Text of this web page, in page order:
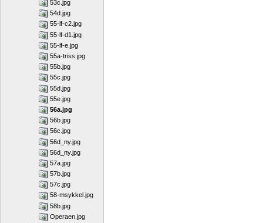
53c.jpg
54d.jpg
55-lf-c2.jpg
55-lf-d1.jpg
55-lf-e.jpg
55a-triss.jpg
55b.jpg
55c.jpg
55d.jpg
55e.jpg
56a.jpg
56b.jpg
56c.jpg
56d_ny.jpg
56d_ny.jpg
57a.jpg
57b.jpg
57c.jpg
58-msykkel.jpg
58b.jpg
Operaen.jpg